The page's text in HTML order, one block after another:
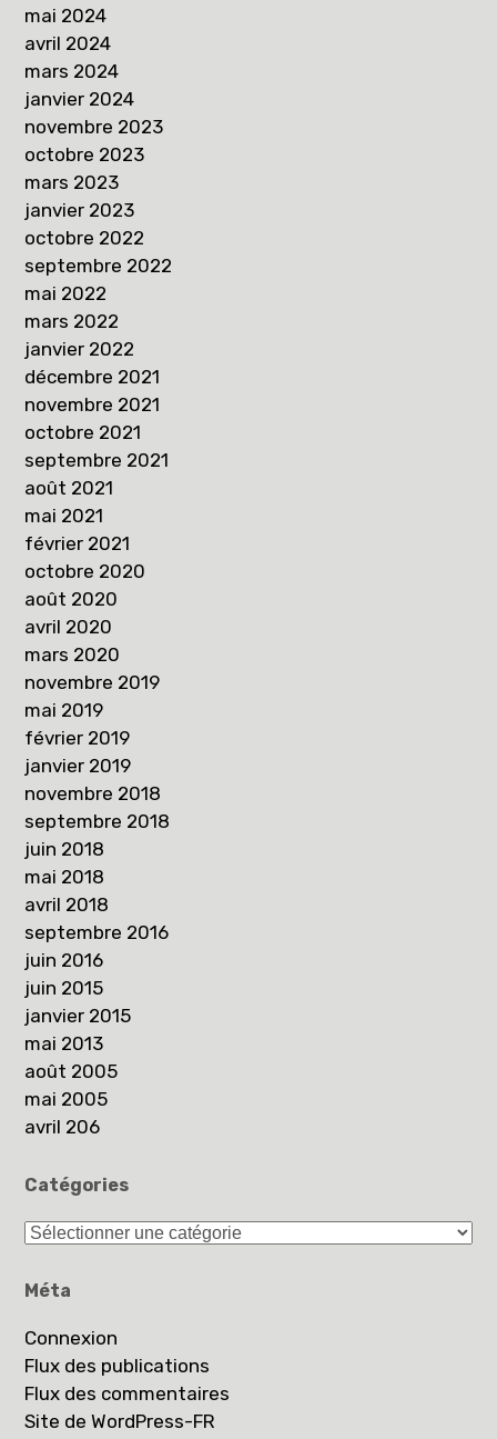
mai 2024
avril 2024
mars 2024
janvier 2024
novembre 2023
octobre 2023
mars 2023
janvier 2023
octobre 2022
septembre 2022
mai 2022
mars 2022
janvier 2022
décembre 2021
novembre 2021
octobre 2021
septembre 2021
août 2021
mai 2021
février 2021
octobre 2020
août 2020
avril 2020
mars 2020
novembre 2019
mai 2019
février 2019
janvier 2019
novembre 2018
septembre 2018
juin 2018
mai 2018
avril 2018
septembre 2016
juin 2016
juin 2015
janvier 2015
mai 2013
août 2005
mai 2005
avril 206
Catégories
Catégories
Méta
Connexion
Flux des publications
Flux des commentaires
Site de WordPress-FR